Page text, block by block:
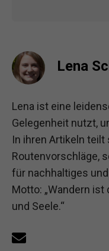
Lena
Lena ist eine
Gelegenheit nutzt,
In ihren Artikeln teilt
Routenvorschläge,
für nachhaltiges
Motto: „Wandern
und Seele.“